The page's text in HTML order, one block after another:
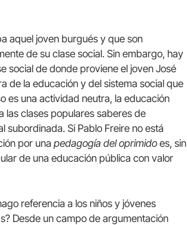
aquel joven burgués y que son
de su clase social. Sin embargo, hay
social de donde proviene el joven José
de la educación y del sistema social que
es una actividad neutra, la educación
las clases populares saberes de
Si Pablo Freire no está
por unapedagogía del oprimido es, sin
de una educación pública con valor
referencia a los niños y jóvenes
Desde un campo de argumentación